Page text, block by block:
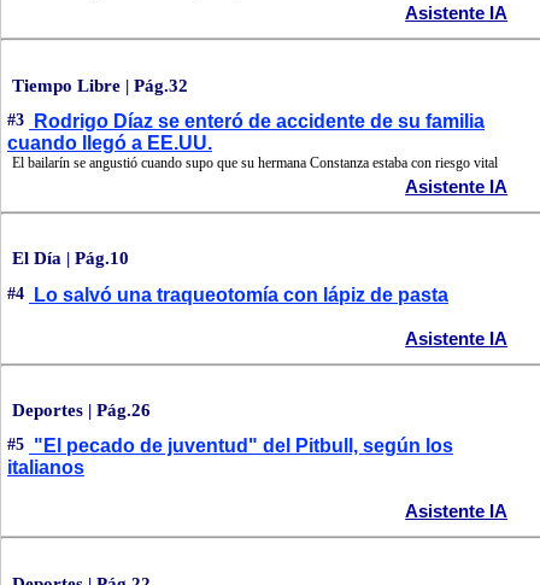
Asistente IA
Tiempo Libre | Pág.32
#3
Rodrigo Díaz se enteró de accidente de su familia
cuando llegó a EE.UU.
El bailarín se angustió cuando supo que su hermana Constanza estaba con riesgo vital
Asistente IA
El Día | Pág.10
#4 Lo salvó una traqueotomía con lápiz de pasta
Asistente IA
Deportes | Pág.26
#5 "El pecado de juventud" del Pitbull, según los
italianos
Asistente IA